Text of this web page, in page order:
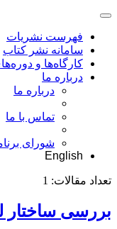
فهرست نشریات
سامانه نشر کتاب
کارگاه‌ها و
درباره ما
درباره ما
تماس با ما
شورای
English
تعداد مقالات: 1
بررسی ساختار